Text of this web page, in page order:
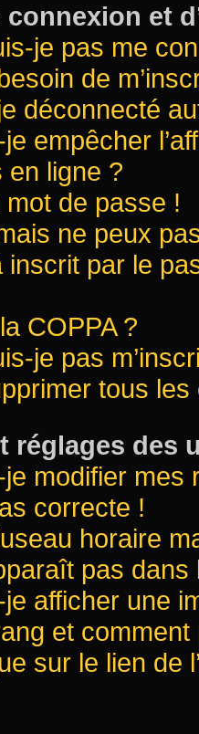
connexion et
je pas me
de
déconnecté
empêcher
en ligne ?
mot de passe !
ne peux
inscrit par le
COPPA ?
je pas
tous
réglages des
modifier mes
correcte !
horaire
pas dans
afficher une
et
sur le lien de